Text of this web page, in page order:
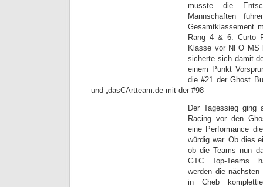
musste die
Mannschaften
Gesamtklassement
Rang 4 & 6. Curto
Klasse vor NFO MS
sicherte sich damit
einem Punkt
die #21 der Ghost
und „dasCArtteam.de mit der #98
Der Tagessieg ging
Racing vor den
eine Performance
würdig war. Ob dies
ob die Teams nun
GTC Top-Teams
werden die
in Cheb